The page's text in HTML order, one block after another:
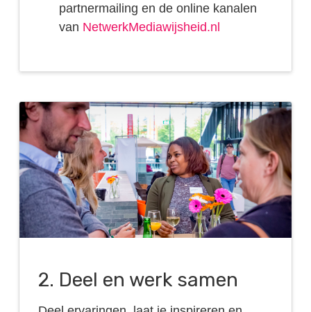
partnermailing en de online kanalen
van NetwerkMediawijsheid.nl
2. Deel en werk samen